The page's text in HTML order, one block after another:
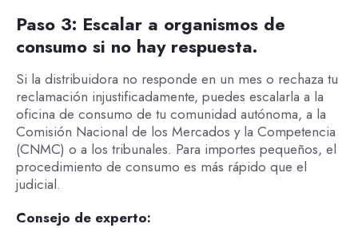
Paso 3: Escalar a organismos de
consumo si no hay respuesta.
Si la distribuidora no responde en un mes o rechaza tu
reclamación injustificadamente, puedes escalarla a la
oficina de consumo de tu comunidad autónoma, a la
Comisión Nacional de los Mercados y la Competencia
(CNMC) o a los tribunales. Para importes pequeños, el
procedimiento de consumo es más rápido que el
judicial.
Consejo de experto: